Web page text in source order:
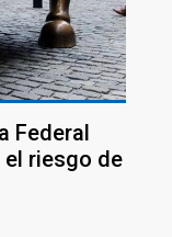
Federal
el riesgo de